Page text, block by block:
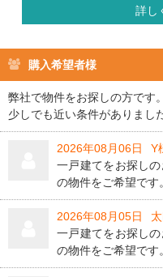
詳し
購入希望者様
弊社で物件をお探しの方です。
少しでも近い条件がありまし
2026年08月06日
Y
一戸建てをお探し
の物件をご希望です。
2026年08月05日
一戸建てをお探し
の物件をご希望です。